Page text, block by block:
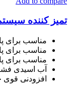
تمیز کننده
مناسب برای
مناسب برای
مناسب برای
آب اسیدی
افزودنی